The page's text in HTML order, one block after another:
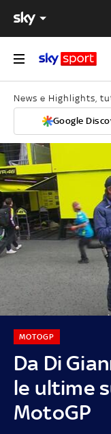
News e Highlights,
Google
Da Di
le ultime
MotoGP
MOTOGP